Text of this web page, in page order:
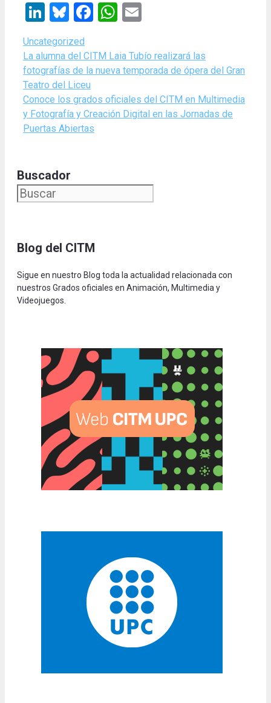
LinkedIn
Bluesky
Facebook
WhatsApp
Categories
Uncategorized
La alumna del CITM Laia Tubío realizará las
fotografías de la nueva temporada de ópera del Gran
Teatro del Liceu
Conoce los grados oficiales del CITM en Multimedia
y Fotografía y Creación Digital en las Jornadas de
Puertas Abiertas
Buscador
Blog del CITM
Sigue en nuestro Blog toda la actualidad relacionada con
nuestros Grados oficiales en Animación, Multimedia y
Videojuegos.